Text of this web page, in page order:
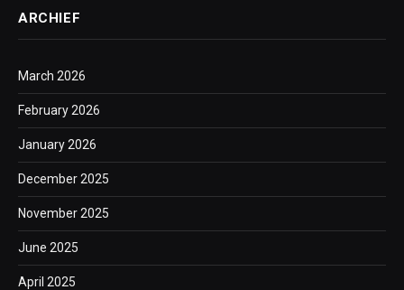
ARCHIEF
March 2026
February 2026
January 2026
December 2025
November 2025
June 2025
April 2025